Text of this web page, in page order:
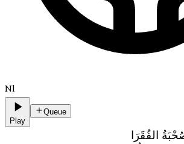
Nl
Play
Queue
الفُقَرَا